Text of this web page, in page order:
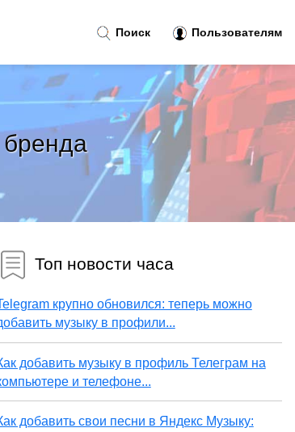
бренда
Топ новости часа
крупно обновился: теперь можно
музыку в профили...
добавить музыку в профиль Телеграм на
и телефоне...
добавить свои песни в Яндекс Музыку:
Поиск Пользователям